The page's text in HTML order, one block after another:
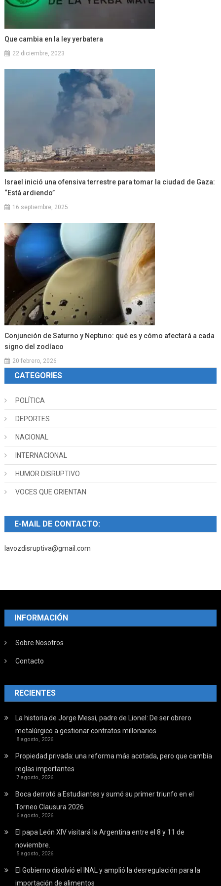
Que cambia en la ley yerbatera
22 diciembre, 2023
Israel inició una ofensiva terrestre para tomar la ciudad de Gaza:
“Está ardiendo”
16 septiembre, 2025
Conjunción de Saturno y Neptuno: qué es y cómo afectará a cada
signo del zodíaco
20 febrero, 2026
CATEGORIES
POLÍTICA
DEPORTES
NACIONAL
INTERNACIONAL
HUMOR DISRUPTIVO
VOCES QUE ORIENTAN
E-MAIL DE CONTACTO:
lavozdisruptiva@gmail.com
INFORMACIÓN
Sobre Nosotros
Contacto
RECIENTES
La historia de Jorge Messi, padre de Lionel: De ser obrero
metalúrgico a gestionar contratos millonarios
8 agosto, 2026
Propiedad privada: una reforma más acotada, pero que cambia
reglas importantes
7 agosto, 2026
Boca derrotó a Estudiantes y sumó su primer triunfo en el
Torneo Clausura 2026
6 agosto, 2026
El papa León XIV visitará la Argentina entre el 8 y 11 de
noviembre.
5 agosto, 2026
El Gobierno disolvió el INAL y amplió la desregulación para la
importación de alimentos